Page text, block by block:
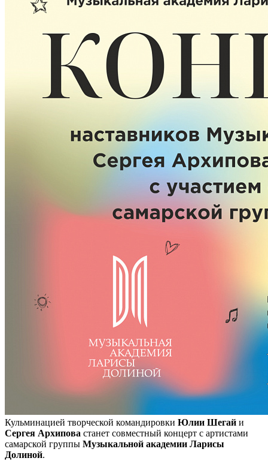
Кульминацией творческой командировки Юлии Шегай и
Сергея Архипова станет совместный концерт с артистами
самарской группы Музыкальной академии Ларисы
Долиной.